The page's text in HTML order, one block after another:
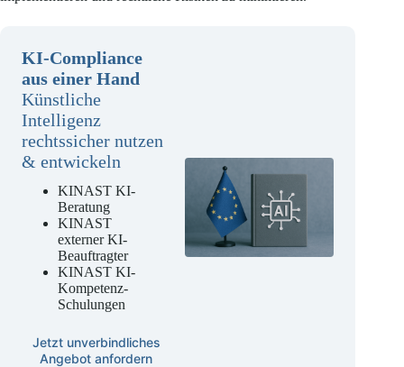
KI-Compliance
aus einer Hand
Künstliche
Intelligenz
rechtssicher nutzen
& entwickeln
KINAST KI-
Beratung
KINAST
externer KI-
Beauftragter
KINAST KI-
Kompetenz-
Schulungen
Jetzt unverbindliches
Angebot anfordern